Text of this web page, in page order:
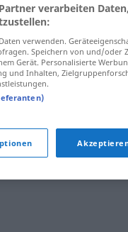
verarbeiten
verwenden.
Speichern von und/oder
Gerät. Personalisierte
und Inhalten,